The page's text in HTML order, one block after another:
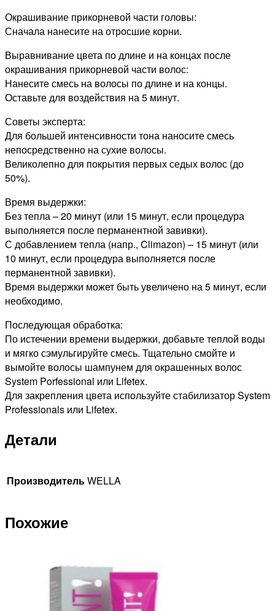
Окрашивание прикорневой части головы:
Сначала нанесите на отросшие корни.
Выравнивание цвета по длине и на концах после
окрашивания прикорневой части волос:
Нанесите смесь на волосы по длине и на концы.
Оставьте для воздействия на 5 минут.
Советы эксперта:
Для большей интенсивности тона наносите смесь
непосредственно на сухие волосы.
Великолепно для покрытия первых седых волос (до
50%).
Время выдержки:
Без тепла – 20 минут (или 15 минут, если процедура
выполняется после перманентной завивки).
С добавлением тепла (напр., Climazon) – 15 минут (или
10 минут, если процедура выполняется после
перманентной завивки).
Время выдержки может быть увеличено на 5 минут, если
необходимо.
Последующая обработка:
По истечении времени выдержки, добавьте теплой воды
и мягко сэмульгируйте смесь. Тщательно смойте и
вымойте волосы шампунем для окрашенных волос
System Porfessional или Lifetex.
Для закрепления цвета используйте стабилизатор System
Professionals или Lifetex.
Детали
ПроизводительWELLA
Похожие